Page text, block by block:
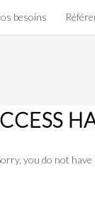
besoins
you do not have